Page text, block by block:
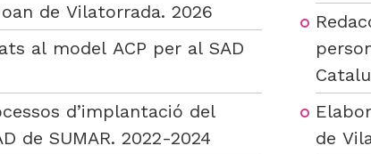
de Vilatorrada. 2026
al model ACP per al SAD
d’implantació del
de SUMAR. 2022-2024
de